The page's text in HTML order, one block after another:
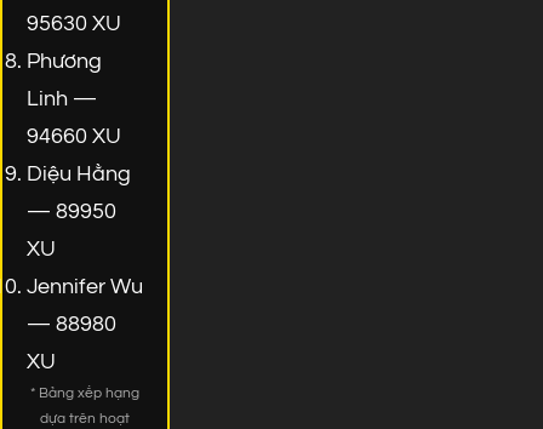
95630 XU
Phương
Linh —
94660 XU
Diệu Hằng
— 89950
XU
Jennifer Wu
— 88980
XU
* Bảng xếp hạng
dựa trên hoạt